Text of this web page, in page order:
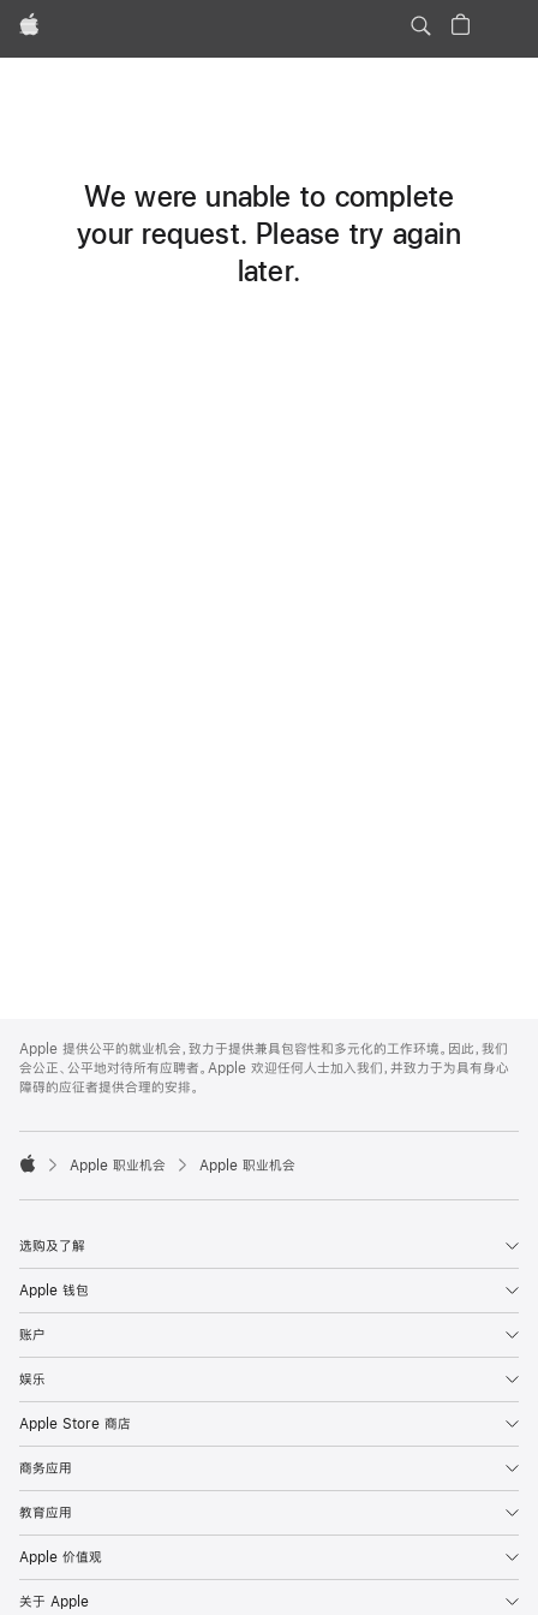
Apple
We were unable to complete
your request. Please try again
later.
Footer
Apple 提供公平的就业机会，致力于提供兼具包容性和多元化的工作环境。因此，我们
会公正、公平地对待所有应聘者。Apple 欢迎任何人士加入我们，并致力于为具有身心
障碍的应征者提供合理的安排。

Apple 职业机会 Apple 职业机会
选购及了解
Apple 钱包
账户
娱乐
Apple Store 商店
商务应用
教育应用
Apple 价值观
关于 Apple